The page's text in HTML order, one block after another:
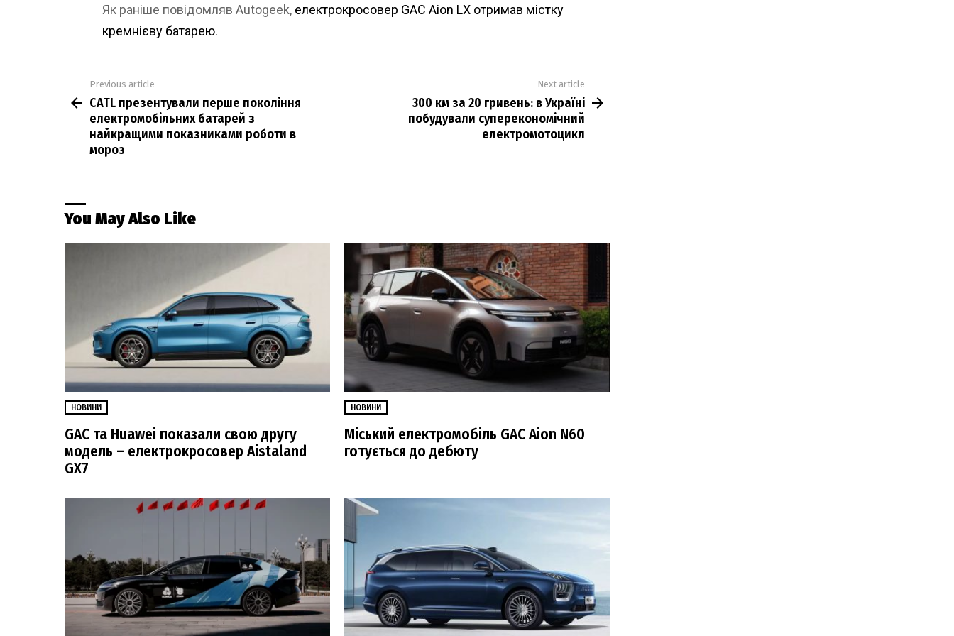
Як раніше повідомляв Autogeek, електрокросовер GAC Aion LX отримав містку
кремнієву батарею.
more
Previous article
CATL презентували перше покоління
електромобільних батарей з
найкращими показниками роботи в
мороз
Next article
300 км за 20 гривень: в Україні
побудували суперекономічний
електромотоцикл
You May Also Like
НОВИНИ
GAC та Huawei показали свою другу
модель – електрокросовер Aistaland
GX7
НОВИНИ
Міський електромобіль GAC Aion N60
готується до дебюту